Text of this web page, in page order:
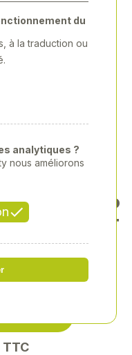
P
ET T
208893
du
à la traduction ou
analytiques ?
nous améliorons